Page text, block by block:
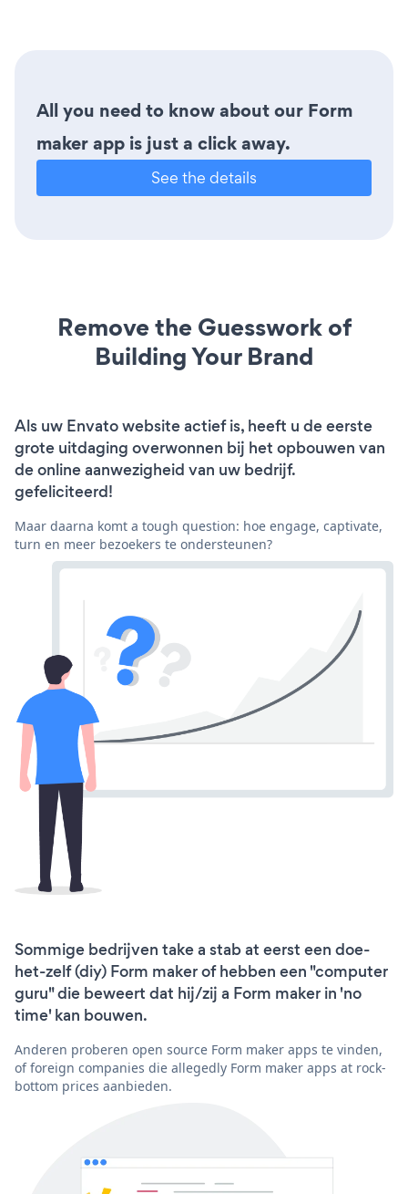
All you need to know about our Form
maker app is just a click away.
See the details
Remove the Guesswork of
Building Your Brand
Als uw Envato website actief is, heeft u de eerste
grote uitdaging overwonnen bij het opbouwen van
de online aanwezigheid van uw bedrijf.
gefeliciteerd!
Maar daarna komt a tough question: hoe engage, captivate,
turn en meer bezoekers te ondersteunen?
Sommige bedrijven take a stab at eerst een doe-
het-zelf (diy) Form maker of hebben een "computer
guru" die beweert dat hij/zij a Form maker in 'no
time' kan bouwen.
Anderen proberen open source Form maker apps te vinden,
of foreign companies die allegedly Form maker apps at rock-
bottom prices aanbieden.